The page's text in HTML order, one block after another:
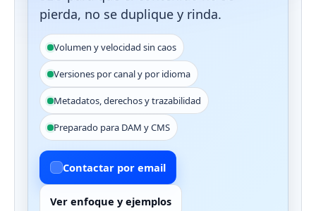
pierda, no se duplique y rinda.
Volumen y velocidad sin caos
Versiones por canal y por idioma
Metadatos, derechos y trazabilidad
Preparado para DAM y CMS
Contactar por email
Ver enfoque y ejemplos